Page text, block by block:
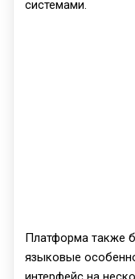
системами.
Платформа также
языковые